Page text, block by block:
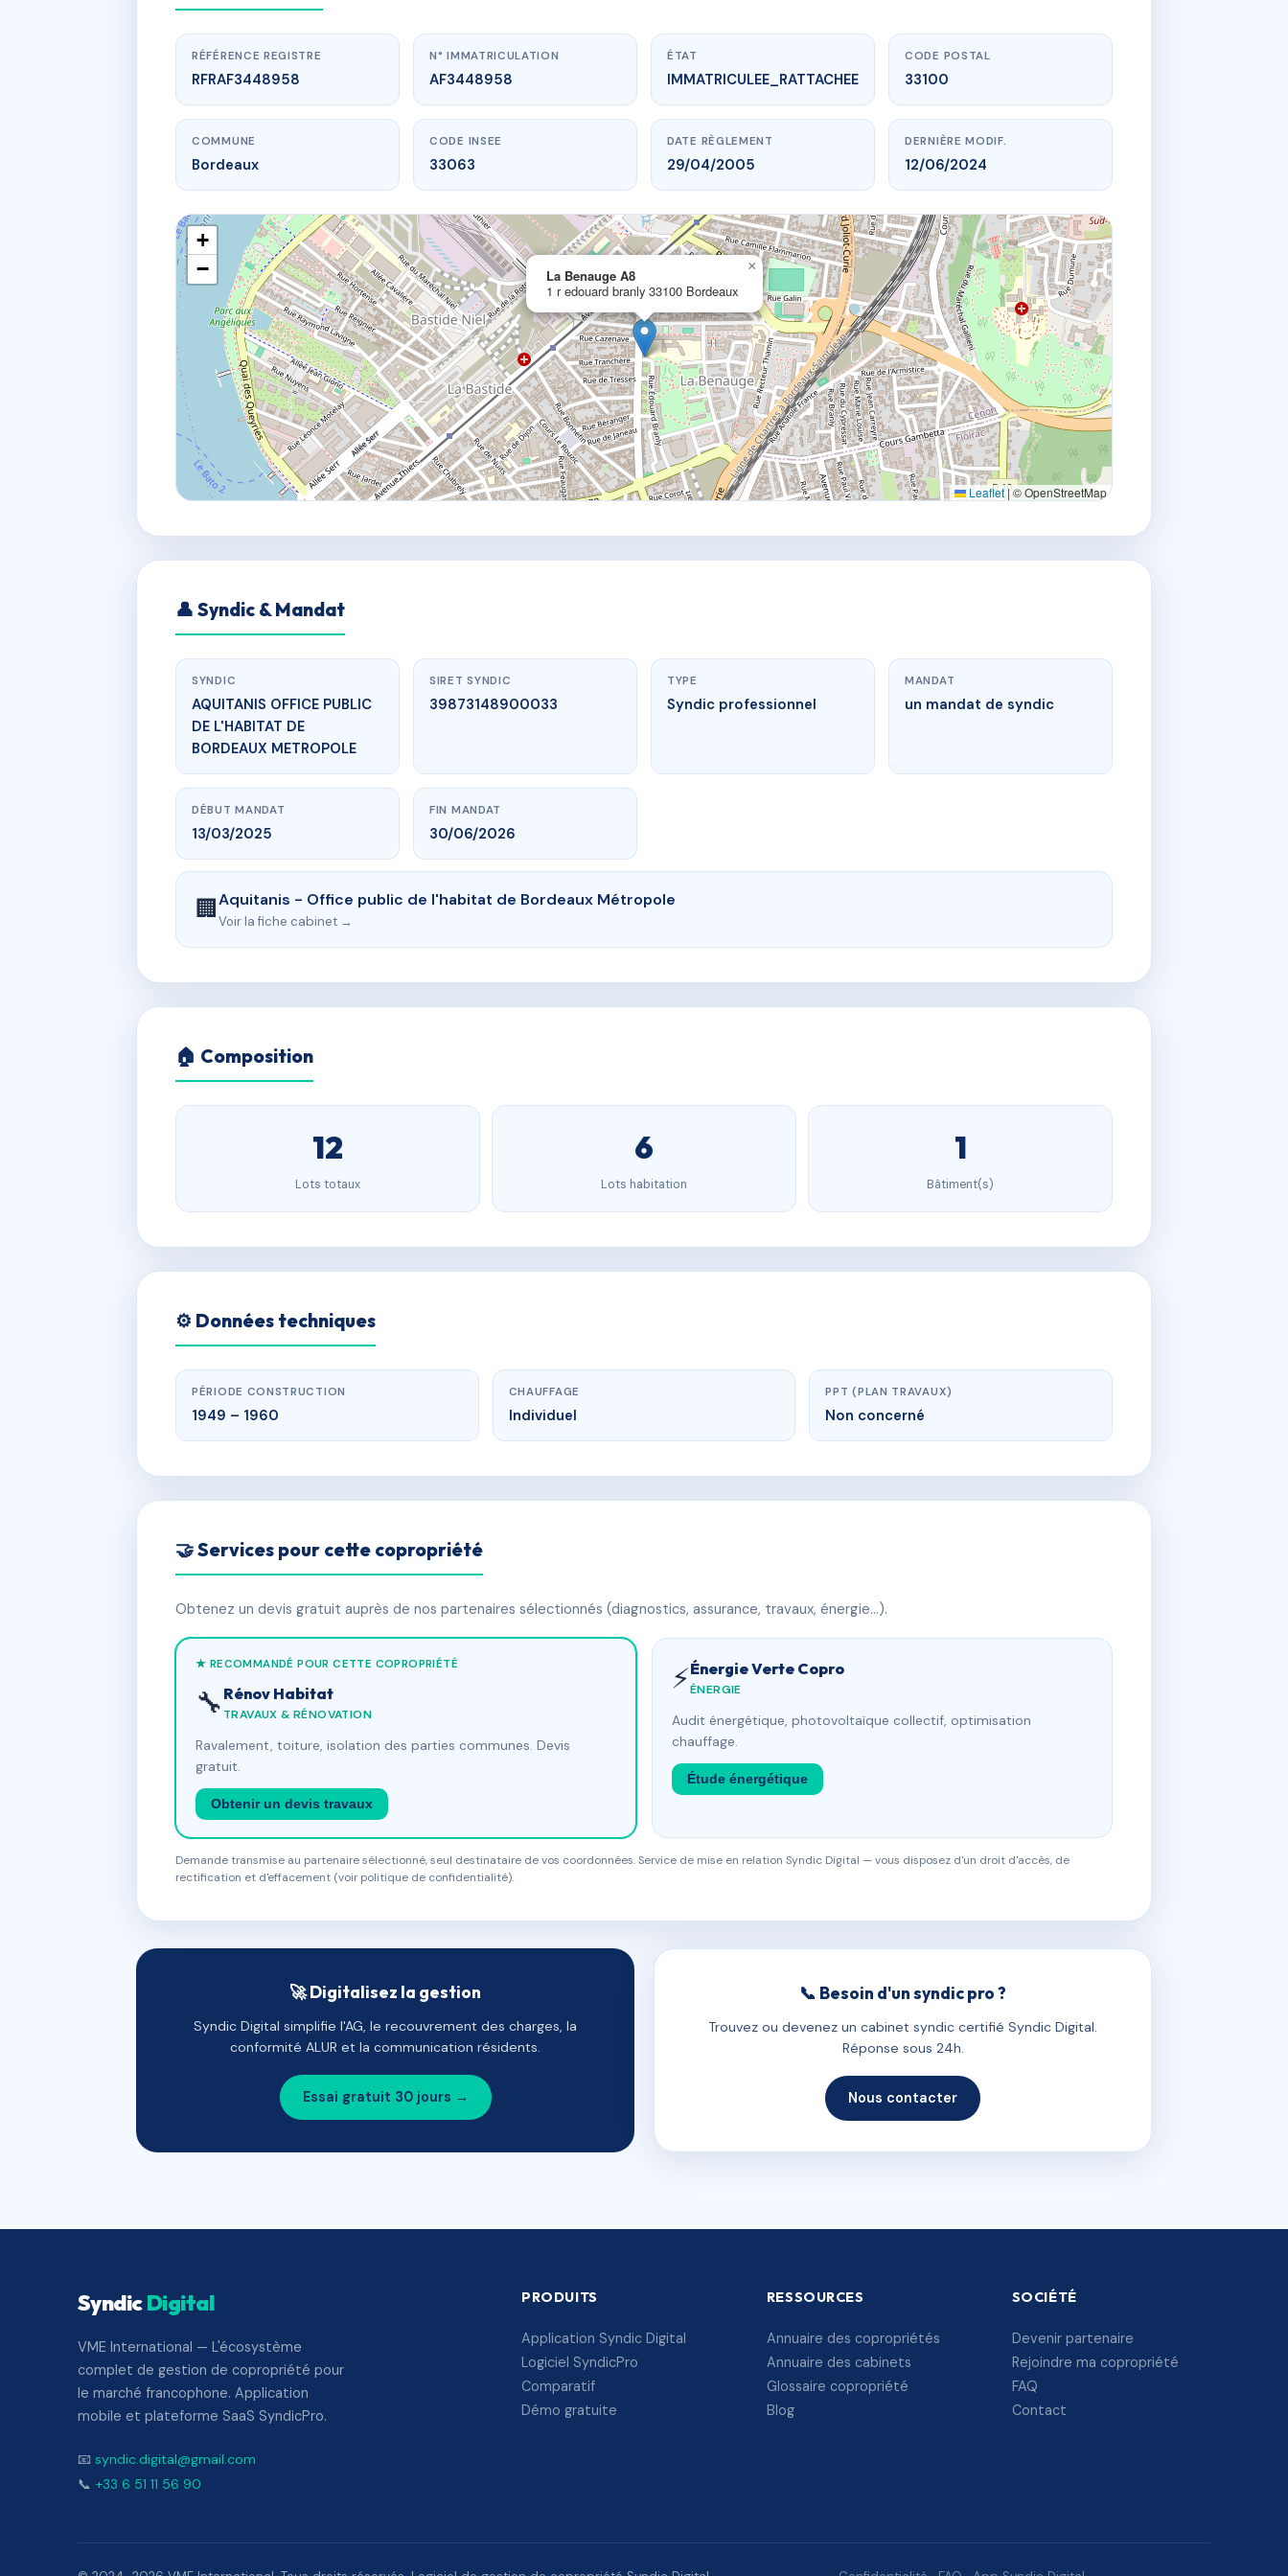
www.vme.plus/AF3448958
La Benauge A8
1 r edouard branly33100 Bordeaux
RÉFÉRENCE REGISTRE
RFRAF3448958
N° IMMATRICULATION
AF3448958
ÉTAT
IMMATRICULEE_RATTACHEE
CODE POSTAL
33100
COMMUNE
Bordeaux
CODE INSEE
33063
DATE RÈGLEMENT
29/04/2005
DERNIÈRE MODIF.
12/06/2024
La Benauge A8
1 r edouard branly 33100 Bordeaux
×
+
−
Leaflet|© OpenStreetMap
👤 Syndic & Mandat
SYNDIC
AQUITANIS OFFICE PUBLIC
DE L'HABITAT DE
BORDEAUX METROPOLE
SIRET SYNDIC
39873148900033
TYPE
Syndic professionnel
MANDAT
un mandat de syndic
DÉBUT MANDAT
13/03/2025
FIN MANDAT
30/06/2026
🏢Aquitanis - Office public de l'habitat de Bordeaux Métropole
Voir la fiche cabinet →
🏠 Composition
12
Lots totaux
6
Lots habitation
1
Bâtiment(s)
⚙️ Données techniques
PÉRIODE CONSTRUCTION
1949 – 1960
CHAUFFAGE
Individuel
PPT (PLAN TRAVAUX)
Non concerné
🤝 Services pour cette copropriété
Obtenez un devis gratuit auprès de nos partenaires sélectionnés (diagnostics, assurance, travaux, énergie…).
★ RECOMMANDÉ POUR CETTE COPROPRIÉTÉ
🔧 Rénov Habitat
TRAVAUX & RÉNOVATION
Ravalement, toiture, isolation des parties communes. Devis
gratuit.
Obtenir un devis travaux
⚡Énergie Verte Copro
ÉNERGIE
Audit énergétique, photovoltaïque collectif, optimisation
chauffage.
Étude énergétique
Demande transmise au partenaire sélectionné, seul destinataire de vos coordonnées. Service de mise en relation Syndic Digital — vous disposez d'un droit d'accès, de
rectification et d'effacement (voir politique de confidentialité).
🚀 Digitalisez la gestion
Syndic Digital simplifie l'AG, le recouvrement des charges, la
conformité ALUR et la communication résidents.
Essai gratuit 30 jours →
📞 Besoin d'un syndic pro ?
Trouvez ou devenez un cabinet syndic certifié Syndic Digital.
Réponse sous 24h.
Nous contacter
SyndicDigital
VME International — L'écosystème
complet de gestion de copropriété pour
le marché francophone. Application
mobile et plateforme SaaS SyndicPro.
📧 syndic.digital@gmail.com
📞 +33 6 51 11 56 90
PRODUITS
Application Syndic Digital
Logiciel SyndicPro
Comparatif
Démo gratuite
RESSOURCES
Annuaire des copropriétés
Annuaire des cabinets
Glossaire copropriété
Blog
SOCIÉTÉ
Devenir partenaire
Rejoindre ma copropriété
FAQ
Contact